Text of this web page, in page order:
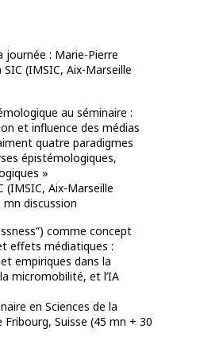
journée : Marie-Pierre
(IMSIC, Aix-Marseille
au séminaire :
et influence des médias
quatre paradigmes
épistémologiques,
»
(IMSIC, Aix-Marseille
discussion
comme concept
effets médiatiques :
empiriques dans la
micromobilité, et l’IA
en Sciences de la
Suisse (45 mn + 30